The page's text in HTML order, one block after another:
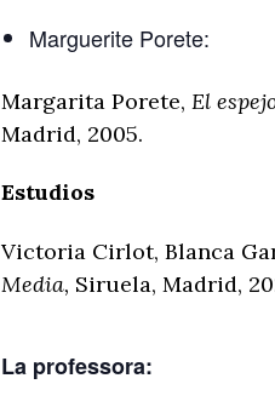
Marguerite Porete:
Margarita Porete, El
Madrid, 2005.
Estudios
Victoria Cirlot, Blanca
Media, Siruela, Madrid,
La professora: